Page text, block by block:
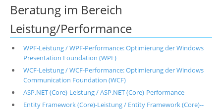
Beratung im Bereich
Leistung/Performance
WPF-Leistung / WPF-Performance: Optimierung der Windows
Presentation Foundation (WPF)
WCF-Leistung / WCF-Performance: Optimierung der Windows
Communication Foundation (WCF)
ASP.NET (Core)-Leistung / ASP.NET (Core)-Performance
Entity Framework (Core)-Leistung / Entity Framework (Core)--